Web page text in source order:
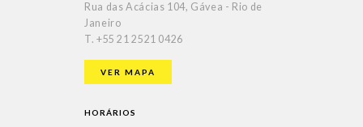
Rua das Acácias 104, Gávea - Rio de
Janeiro
T. +55 21 2521 0426
VER MAPA
HORÁRIOS